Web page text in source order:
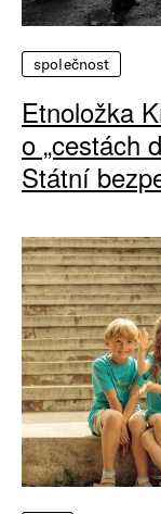
společnost
Etnoložka
o „cestách
Státní